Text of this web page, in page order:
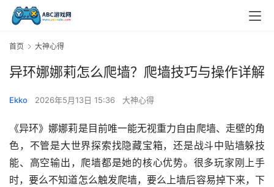
首页 大神心得
异环娜娜莉怎么爬墙？爬墙技巧与操作详解
Ekko 2026年5月13日 15:36 大神心得
《异环》娜娜莉是目前唯一能无视重力自由爬墙、走壁的角
色，不管是大世界探索找隐藏宝箱，还是战斗中贴墙躲技
能、高空输出，爬墙都是她的核心优势。很多玩家刚上手
时，要么不知道怎么触发爬墙，要么上墙后容易掉下来，下